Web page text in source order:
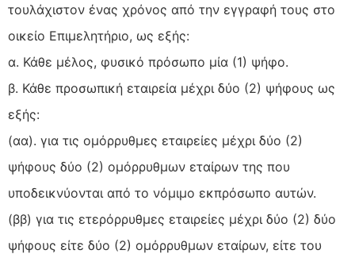
τουλάχιστον ένας χρόνος από την εγγραφή τους στο
οικείο Επιμελητήριο, ως εξής:
α. Κάθε μέλος, φυσικό πρόσωπο μία (1) ψήφο.
β. Κάθε προσωπική εταιρεία μέχρι δύο (2) ψήφους ως
εξής:
(αα). για τις ομόρρυθμες εταιρείες μέχρι δύο (2)
ψήφους δύο (2) ομόρρυθμων εταίρων της που
υποδεικνύονται από το νόμιμο εκπρόσωπο αυτών.
(ββ) για τις ετερόρρυθμες εταιρείες μέχρι δύο (2) δύο
ψήφους είτε δύο (2) ομόρρυθμων εταίρων, είτε του